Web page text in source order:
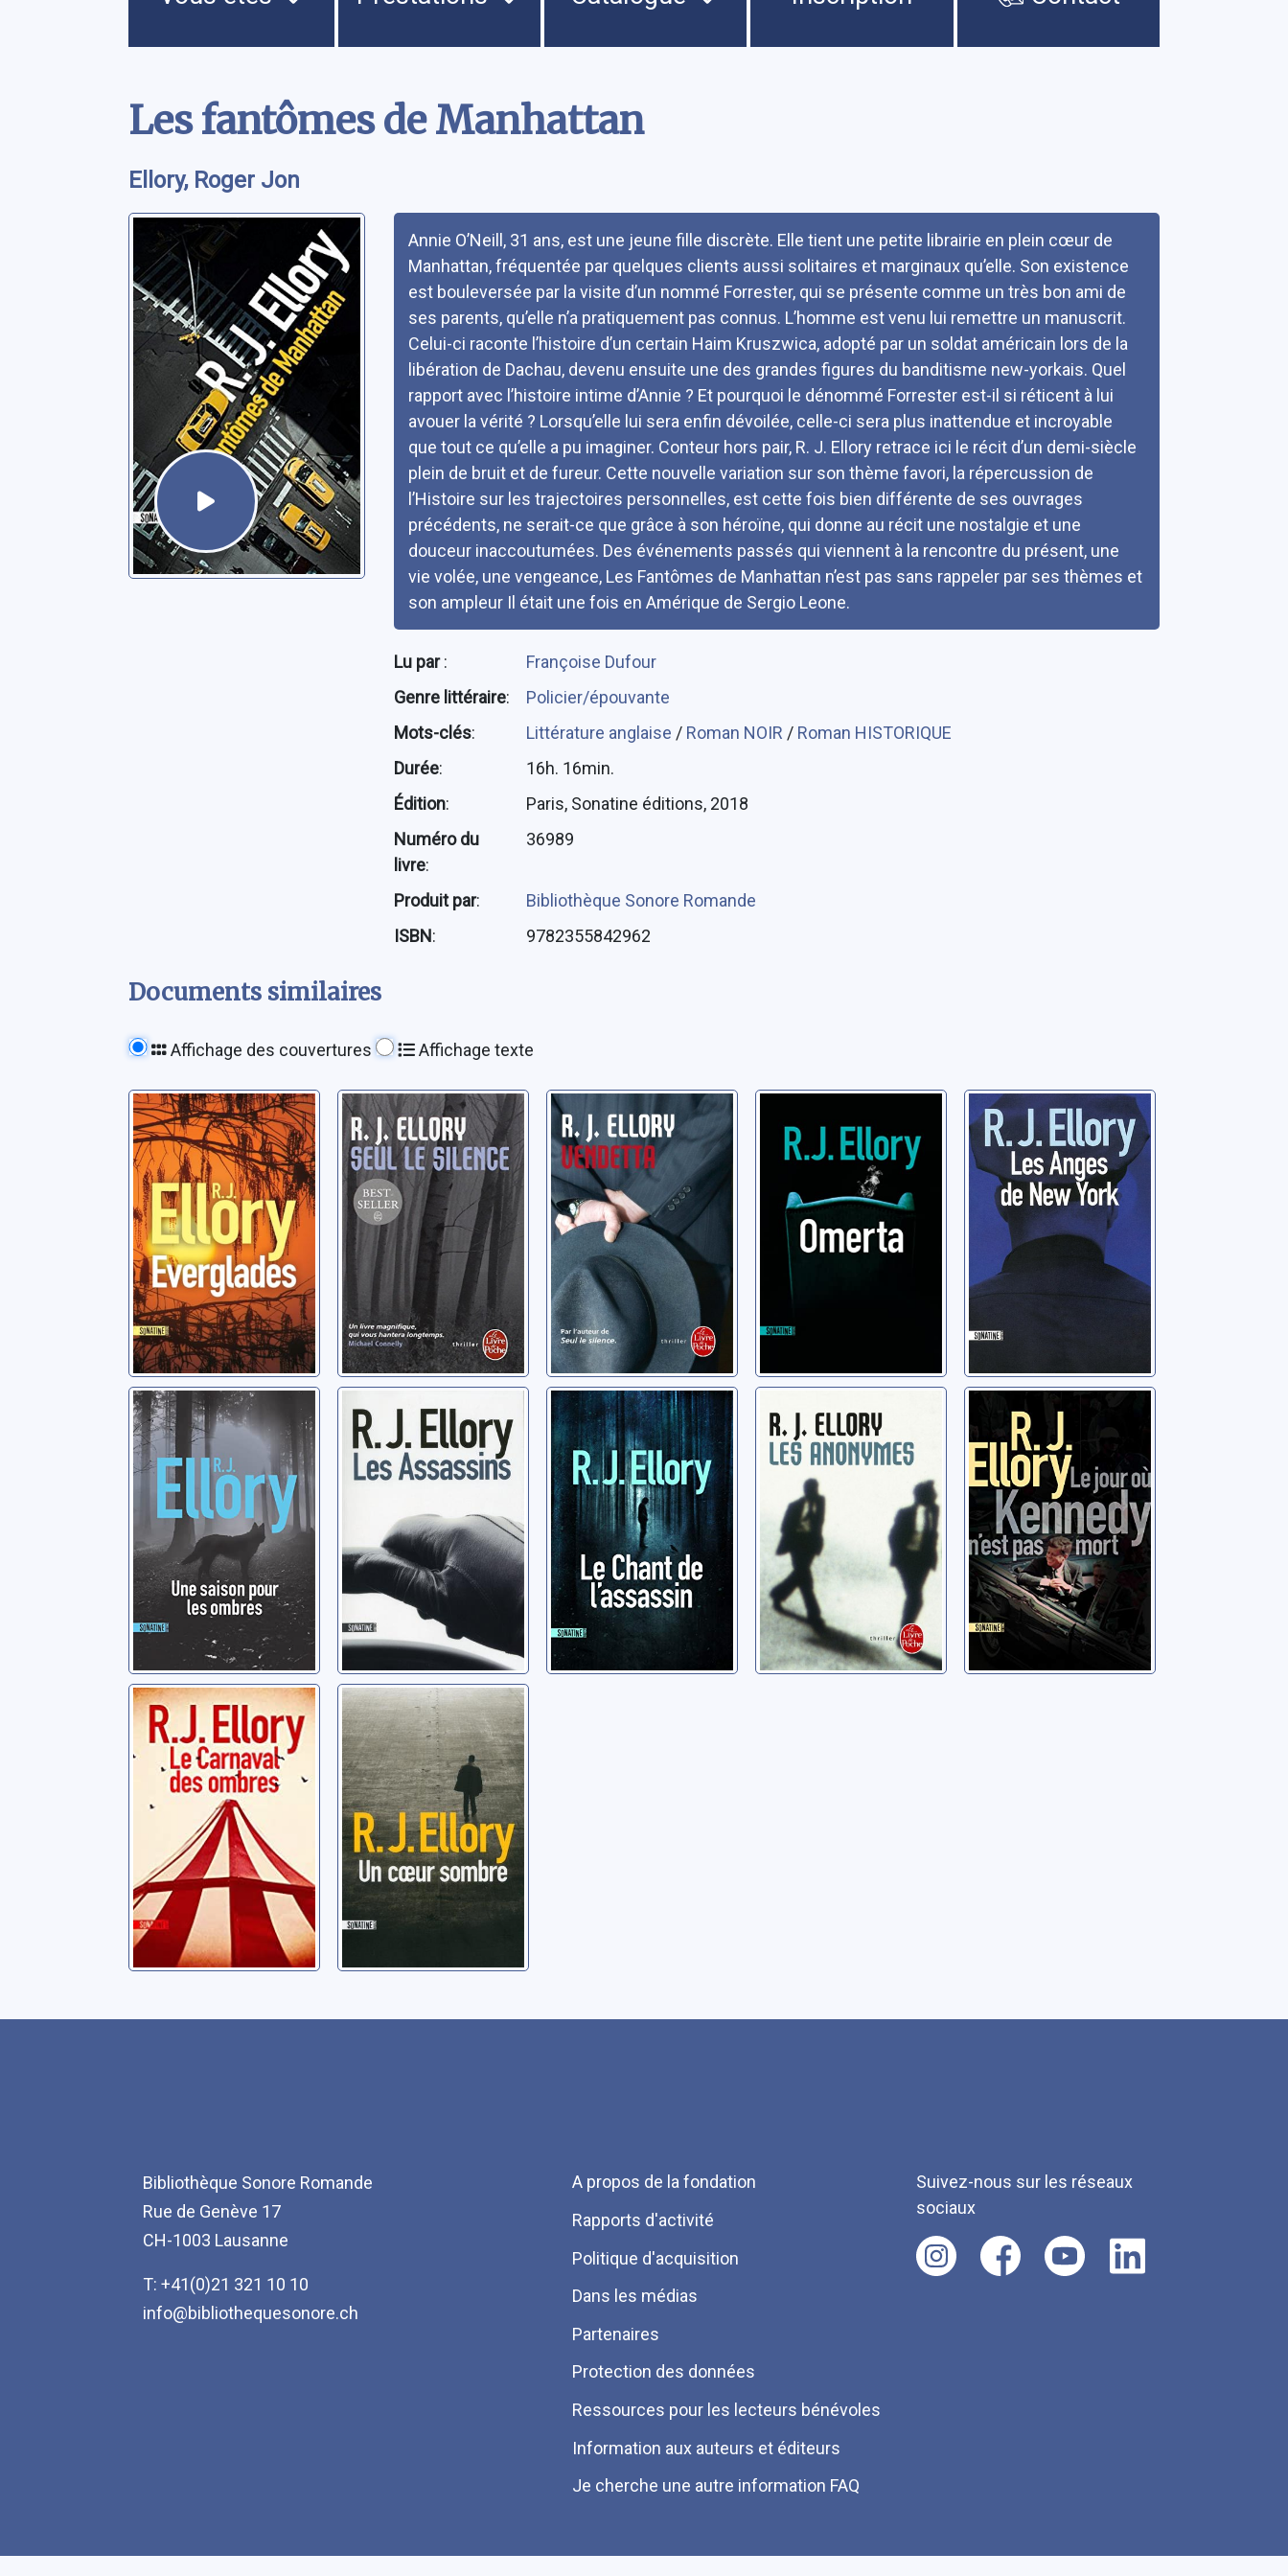
Les fantômes de Manhattan
Ellory, Roger Jon
Annie O’Neill, 31 ans, est une jeune fille discrète. Elle tient une petite librairie en plein cœur de
Manhattan, fréquentée par quelques clients aussi solitaires et marginaux qu’elle. Son existence
est bouleversée par la visite d’un nommé Forrester, qui se présente comme un très bon ami de
ses parents, qu’elle n’a pratiquement pas connus. L’homme est venu lui remettre un manuscrit.
Celui-ci raconte l’histoire d’un certain Haim Kruszwica, adopté par un soldat américain lors de la
libération de Dachau, devenu ensuite une des grandes figures du banditisme new-yorkais. Quel
rapport avec l’histoire intime d’Annie ? Et pourquoi le dénommé Forrester est-il si réticent à lui
avouer la vérité ? Lorsqu’elle lui sera enfin dévoilée, celle-ci sera plus inattendue et incroyable
que tout ce qu’elle a pu imaginer. Conteur hors pair, R. J. Ellory retrace ici le récit d’un demi-siècle
plein de bruit et de fureur. Cette nouvelle variation sur son thème favori, la répercussion de
l’Histoire sur les trajectoires personnelles, est cette fois bien différente de ses ouvrages
précédents, ne serait-ce que grâce à son héroïne, qui donne au récit une nostalgie et une
douceur inaccoutumées. Des événements passés qui viennent à la rencontre du présent, une
vie volée, une vengeance, Les Fantômes de Manhattan n’est pas sans rappeler par ses thèmes et
son ampleur Il était une fois en Amérique de Sergio Leone.
Lu par:
Françoise Dufour
Genre littéraire:
Policier/épouvante
Mots-clés: Littérature anglaise / Roman NOIR / Roman HISTORIQUE
Durée:
16h. 16min.
Édition:
Paris, Sonatine éditions, 2018
Numéro du
livre:
36989
Produit par:
Bibliothèque Sonore Romande
ISBN: 9782355842962
Documents similaires
Affichage des couvertures Affichage texte
Everglades
Ellory, Roger Jon
Seul le silence
Ellory, Roger Jon
Vendetta
Ellory, Roger Jon Ellory, Roger Jon
Les anges de
New York
Ellory, Roger Jon
Une saison pour
les ombres
Ellory, Roger Jon
Les assassins
Ellory, Roger Jon
Le chant de
l'assassin
Ellory, Roger Jon
Les anonymes
Ellory, Roger Jon
Le jour où
Kennedy n'est
pas mort
Ellory, Roger Jon
Le carnaval des
ombres
Ellory, Roger Jon
Un coeur sombre
Ellory, Roger Jon
Bibliothèque Sonore Romande
Rue de Genève 17
CH-1003 Lausanne
T: +41(0)21 321 10 10
info@bibliothequesonore.ch
Menu
Pied
de
page
A propos de la fondation
Rapports d'activité
Politique d'acquisition
Dans les médias
Partenaires
Protection des données
Ressources pour les lecteurs bénévoles
Information aux auteurs et éditeurs
Je cherche une autre information FAQ
Suivez-nous sur les réseaux
sociaux